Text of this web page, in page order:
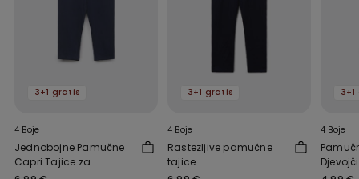
3+1 gratis
4 Boje
Jednobojne Pamučne
Capri Tajice za
3+1 gratis
4 Boje
Rastezljive pamučne
tajice
4 Boje